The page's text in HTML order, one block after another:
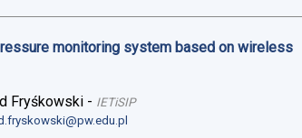
monitoring system based on wireless
Fryśkowski - IETiSIP